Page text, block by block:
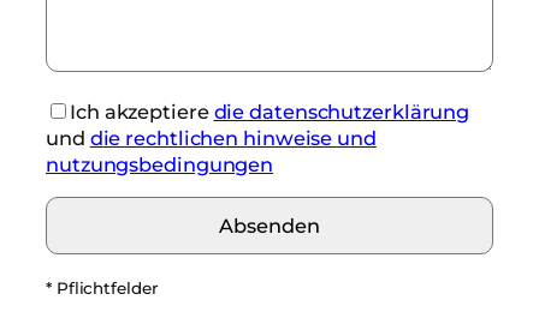
Ich akzeptiere die datenschutzerklärung
und die rechtlichen hinweise und
nutzungsbedingungen
* Pflichtfelder